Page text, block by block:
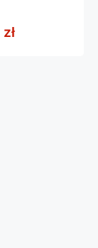
złZakres cen: